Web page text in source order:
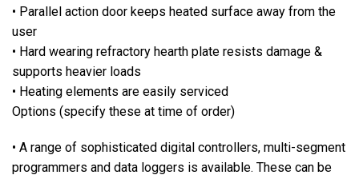
• Parallel action door keeps heated surface away from the
user
• Hard wearing refractory hearth plate resists damage &
supports heavier loads
• Heating elements are easily serviced
Options (specify these at time of order)
• A range of sophisticated digital controllers, multi-segment
programmers and data loggers is available. These can be